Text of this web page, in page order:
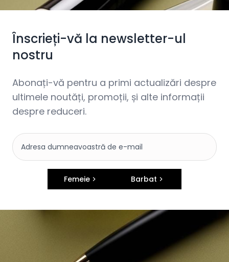
Înscrieți-vă la newsletter-ul
nostru
Abonați-vă pentru a primi actualizări despre
ultimele noutăți, promoții, și alte informații
despre reduceri.
Femeie Barbat